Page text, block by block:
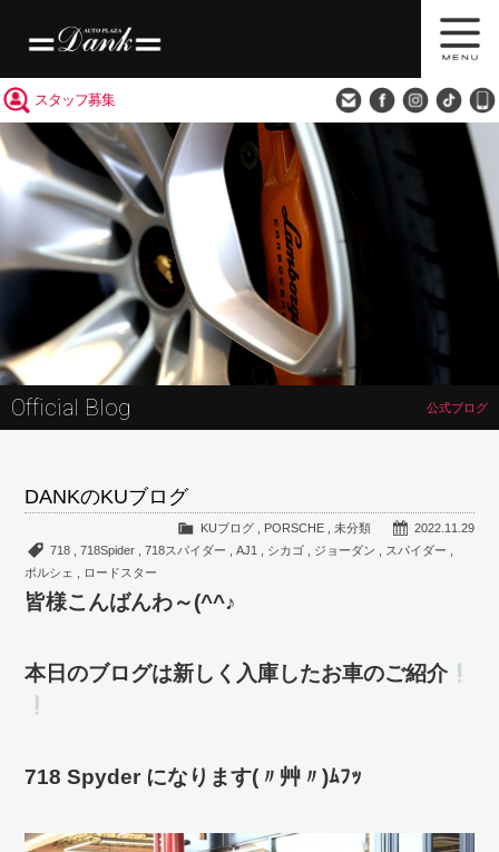
スタッフ募集
Official Blog 公式ブログ
DANKのKUブログ
2022.11.29
KUブログ, PORSCHE, 未分類
718 ,718Spider ,718スパイダー ,AJ1 シカゴ, ジョーダン スパイダー
ポルシェ
ロードスター
皆様こんばんわ～(^^♪
本日のブログは新しく入庫したお車のご紹介
718 Spyder になります(〃艸〃)ﾑﾌｯ